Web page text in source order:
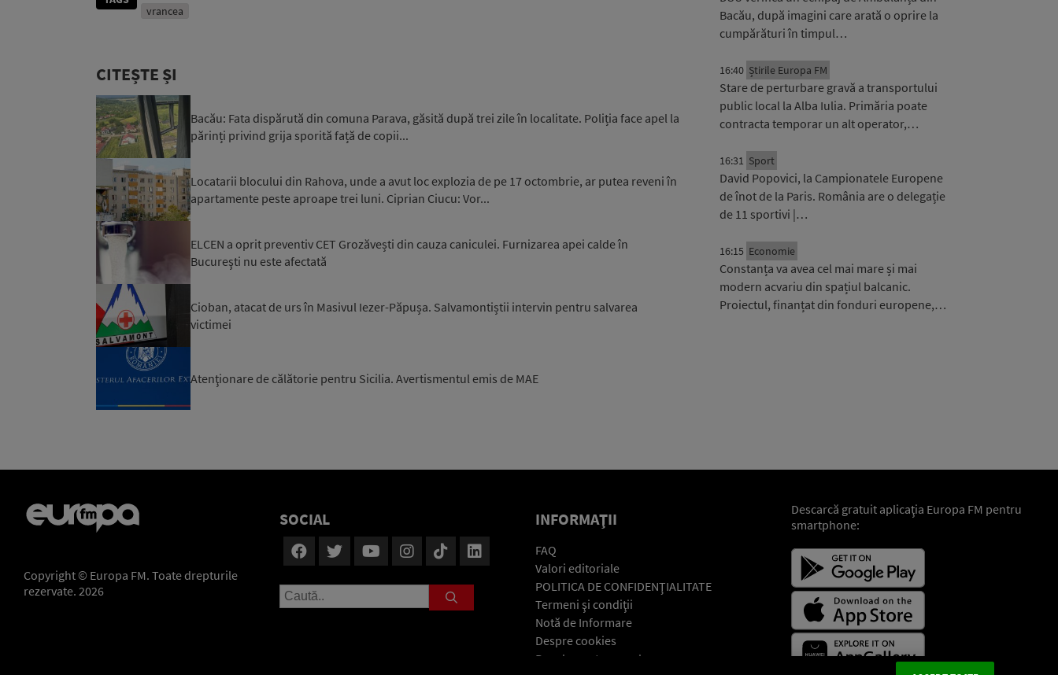
vrancea
CITEȘTE ȘI
Bacău: Fata dispărută din comuna Parava, găsită după trei zile în localitate. Poliția face apel la
părinți privind grija sporită față de copii...
Locatarii blocului din Rahova, unde a avut loc explozia de pe 17 octombrie, ar putea reveni în
apartamente peste aproape trei luni. Ciprian Ciucu: Vor...
ELCEN a oprit preventiv CET Grozăvești din cauza caniculei. Furnizarea apei calde în
Bucureşti nu este afectată
Cioban, atacat de urs în Masivul Iezer-Păpușa. Salvamontiștii intervin pentru salvarea
victimei
Atenţionare de călătorie pentru Sicilia. Avertismentul emis de MAE
Bacău, după imagini care arată o oprire la
cumpărături în timpul…
16:40 Știrile Europa FM
Stare de perturbare gravă a transportului
public local la Alba Iulia. Primăria poate
contracta temporar un alt operator,…
16:31 Sport
David Popovici, la Campionatele Europene
de înot de la Paris. România are o delegație
de 11 sportivi |…
16:15 Economie
Constanța va avea cel mai mare și mai
modern acvariu din spațiul balcanic.
Proiectul, finanțat din fonduri europene,…
Copyright © Europa FM. Toate drepturile
rezervate. 2026
SOCIAL INFORMAŢII
FAQ
Valori editoriale
POLITICA DE CONFIDENŢIALITATE
Termeni şi condiţii
Notă de Informare
Despre cookies
Regulament general
Descarcă gratuit aplicaţia Europa FM pentru
smartphone: